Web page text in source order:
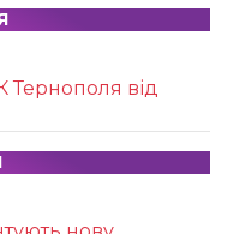
Тернополя від